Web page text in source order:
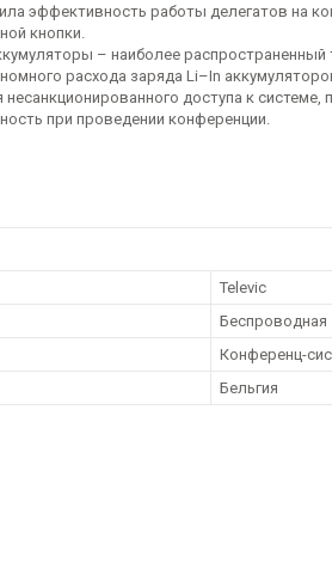
эффективность работы делегатов на
кнопки.
– наиболее
расхода заряда Li–In
доступа к
при проведении конференции.
Televic
Беспроводная
Конференц-
Бельгия